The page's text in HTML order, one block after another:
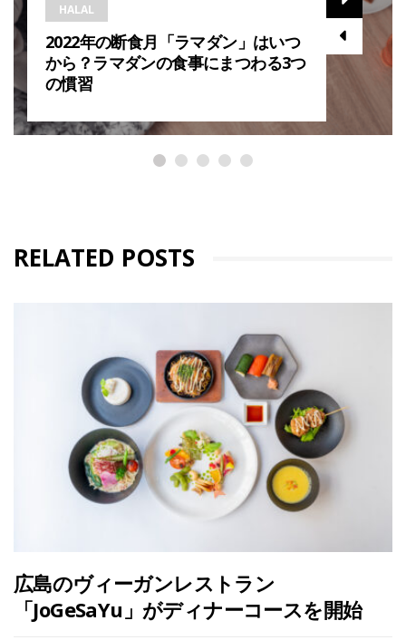
HALAL
2022年の断食月「ラマダン」はいつ
から？ラマダンの食事にまつわる3つ
の慣習
RELATED POSTS
広島のヴィーガンレストラン
「JoGeSaYu」がディナーコースを開始